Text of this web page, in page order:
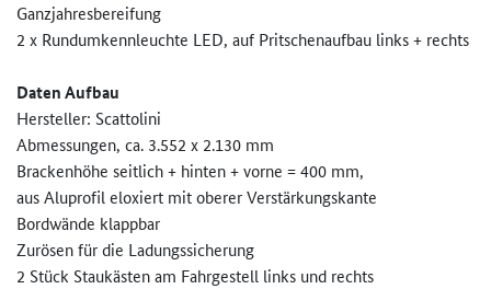
Ganzjahresbereifung
2 x Rundumkennleuchte LED, auf Pritschenaufbau links + rechts
Daten Aufbau
Hersteller: Scattolini
Abmessungen, ca. 3.552 x 2.130 mm
Brackenhöhe seitlich + hinten + vorne = 400 mm,
aus Aluprofil eloxiert mit oberer Verstärkungskante
Bordwände klappbar
Zurösen für die Ladungssicherung
2 Stück Staukästen am Fahrgestell links und rechts